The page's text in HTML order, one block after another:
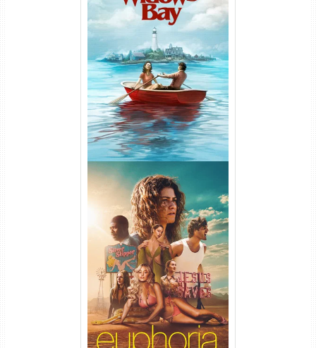
O Segredo de Widow’s Bay
1ª Temporada Torrent (2026)
WEB-DL 1080p Dual Áudio
Euphoria 3ª Temporada
Torrent (2026) WEB-DL 1080p
Dual Áudio